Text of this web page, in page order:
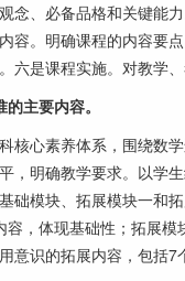
念、必备品格和关键能
容。明确课程的内容要
六是课程实施。对教学
主要内容。
心素养体系，围绕数
，明确教学要求。以学
础模块、拓展模块一和
，体现基础性；拓展
意识的拓展内容，包括7